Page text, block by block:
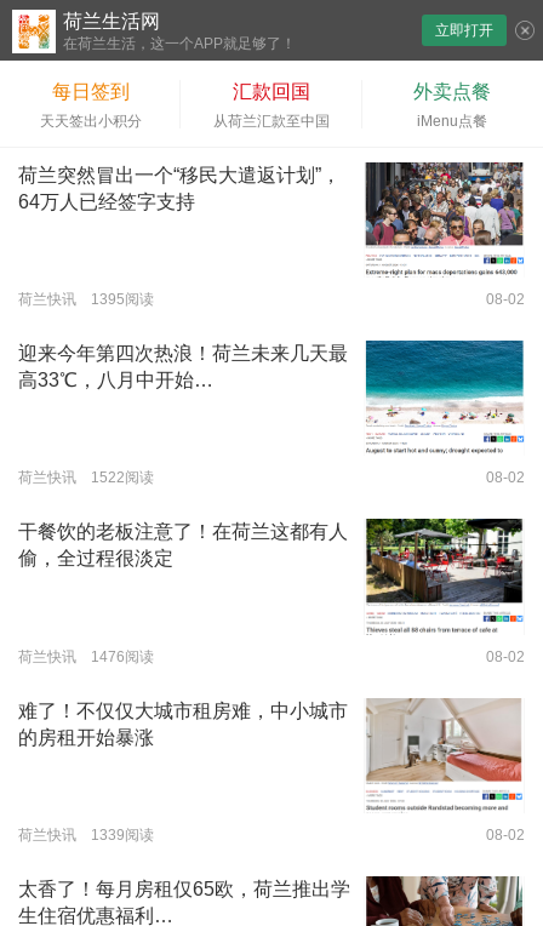
荷兰生活网
在荷兰生活，这一个APP就足够了！
立即打开
每日签到
天天签出小积分
汇款回国
从荷兰汇款至中国
外卖点餐
iMenu点餐
荷兰突然冒出一个“移民大遣返计划”，
64万人已经签字支持
荷兰快讯 1395阅读 08-02
迎来今年第四次热浪！荷兰未来几天最
高33℃，八月中开始…
荷兰快讯 1522阅读 08-02
干餐饮的老板注意了！在荷兰这都有人
偷，全过程很淡定
荷兰快讯 1476阅读 08-02
难了！不仅仅大城市租房难，中小城市
的房租开始暴涨
荷兰快讯 1339阅读 08-02
太香了！每月房租仅65欧，荷兰推出学
生住宿优惠福利…